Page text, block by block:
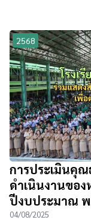
2568
การประเมินคุณ
ดำเนินงานขอ
ปีงบประมาณ พ
04/08/2025